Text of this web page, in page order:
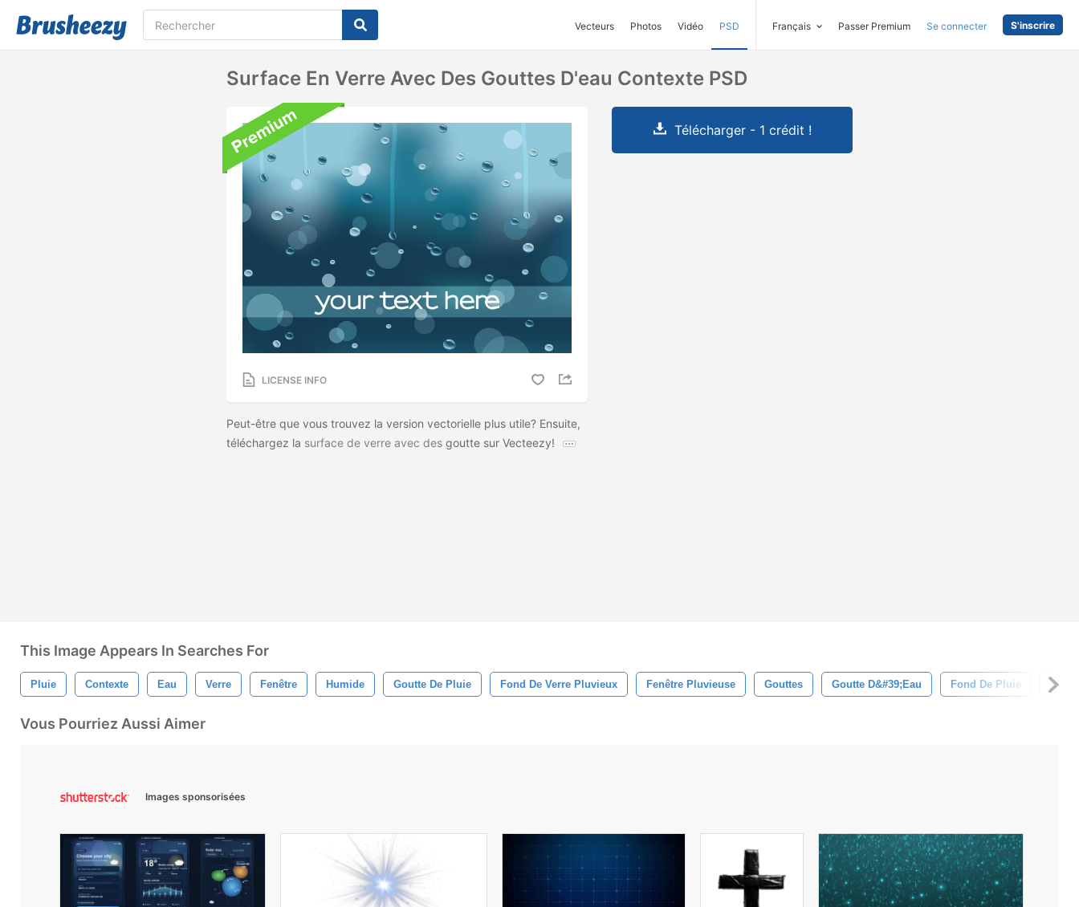
Vecteurs Photos Vidéo PSD Français Passer Premium Se connecter S'inscrire
Surface En Verre Avec Des Gouttes D'eau Contexte PSD
LICENSE INFO
Peut-être que vous trouvez la version vectorielle plus utile? Ensuite,
téléchargez la surface de verre avec des goutte sur Vecteezy!
Télécharger - 1 crédit !
This Image Appears In Searches For
Pluie Contexte Eau Verre Fenêtre Humide Goutte De Pluie Fond De Verre Pluvieux Fenêtre Pluvieuse Gouttes Goutte D&#39;eau Fond De Pluie Fond
Vous Pourriez Aussi Aimer
Images sponsorisées